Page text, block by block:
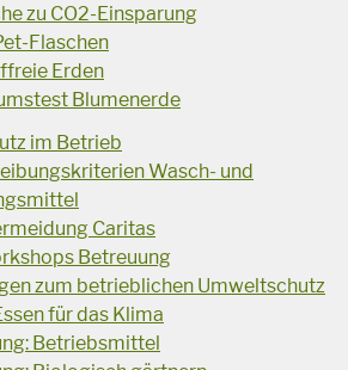
zu CO2-Einsparung
Flaschen
Erden
Blumenerde
im Betrieb
Wasch- und
Caritas
Betreuung
zum betrieblichen Umweltschutz
für das Klima
Betriebsmittel